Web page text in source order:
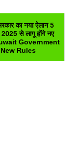
का नया ऐलान 5
2025 से लागू होंगे नए
Government
New Rules